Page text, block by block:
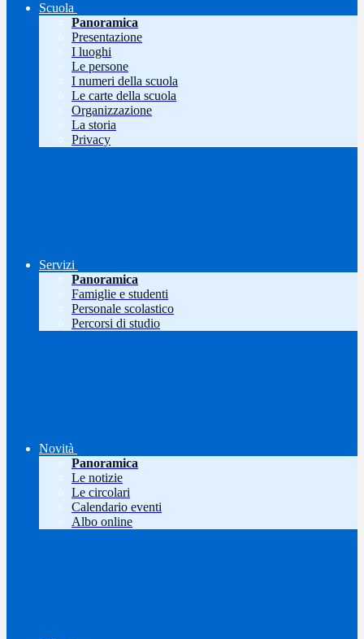
Scuola
Panoramica
Presentazione
I luoghi
Le persone
I numeri della scuola
Le carte della scuola
Organizzazione
La storia
Privacy
Servizi
Panoramica
Famiglie e studenti
Personale scolastico
Percorsi di studio
Novità
Panoramica
Le notizie
Le circolari
Calendario eventi
Albo online